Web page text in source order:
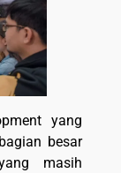
yang
besar
masih